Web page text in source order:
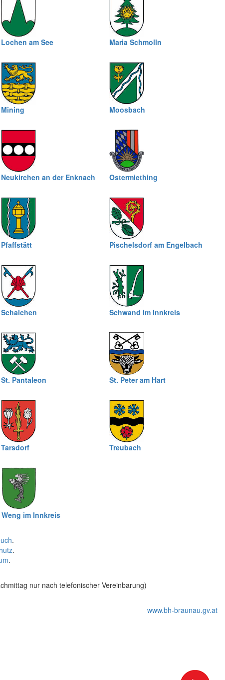
Lochen am See Maria Schmolln
Mining Moosbach
Neukirchen an der Enknach Ostermiething
Pfaffstätt Pischelsdorf am Engelbach
Schalchen Schwand im Innkreis
St. Pantaleon St. Peter am Hart
Tarsdorf Treubach
Weng im Innkreis
.
.
.
nur nach telefonischer Vereinbarung)
www.bh-braunau.gv.at